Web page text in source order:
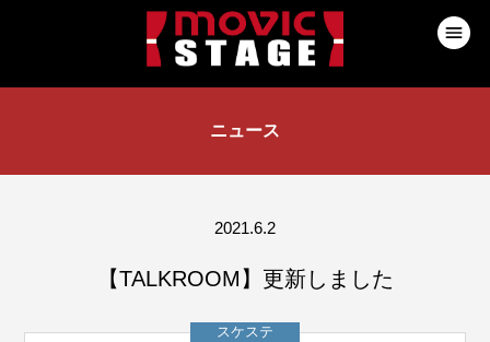
ニュース
2021.6.2
【TALKROOM】更新しました
スケステ